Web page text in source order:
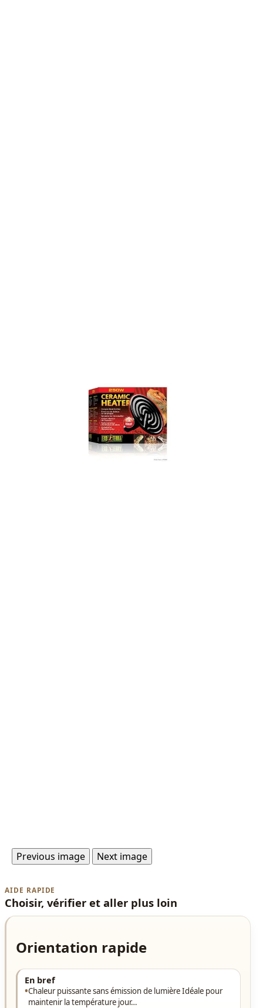
Previous image Next image
AIDE RAPIDE
Choisir, vérifier et aller plus loin
Orientation rapide
En bref
Chaleur puissante sans émission de lumière Idéale pour
maintenir la température jour…